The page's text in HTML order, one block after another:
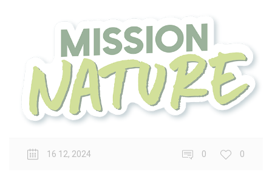
16 12, 2024 0 0